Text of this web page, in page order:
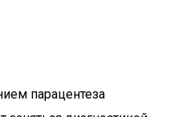
парацентеза